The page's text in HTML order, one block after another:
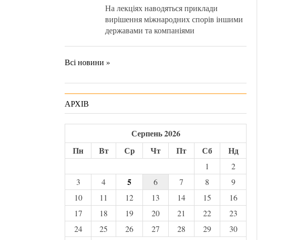
На лекціях наводяться приклади
вирішення міжнародних спорів іншими
державами та компаніями
Всі новини »
АРХІВ
Серпень 2026
Пн
Вт Ср Чт Пт Сб Нд
1
2
3
4 5 6 7 8
9
10
11 12 13 14 15
16
17
18 19 20 21 22
23
24
25 26 27 28 29
30